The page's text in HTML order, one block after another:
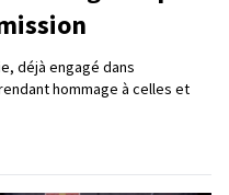
déjà engagé dans
hommage à celles et